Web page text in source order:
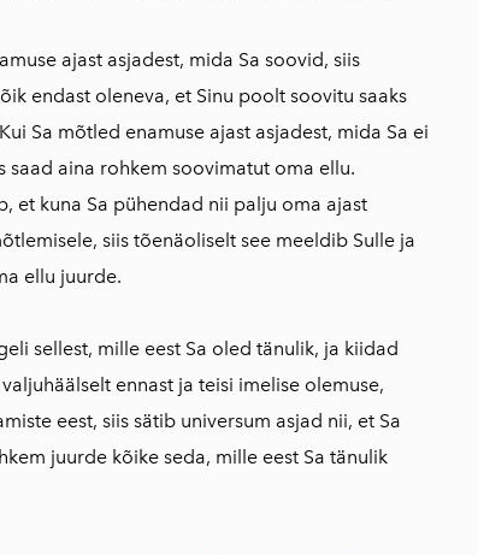
ajast asjadest, mida Sa soovid, siis
endast oleneva, et Sinu poolt soovitu saaks
Sa mõtled enamuse ajast asjadest, mida Sa ei
saad aina rohkem soovimatut oma ellu.
et kuna Sa pühendad nii palju oma ajast
siis tõenäoliselt see meeldib Sulle ja
ellu juurde.
sellest, mille eest Sa oled tänulik, ja kiidad
ennast ja teisi imelise olemuse,
eest, siis sätib universum asjad nii, et Sa
juurde kõike seda, mille eest Sa tänulik